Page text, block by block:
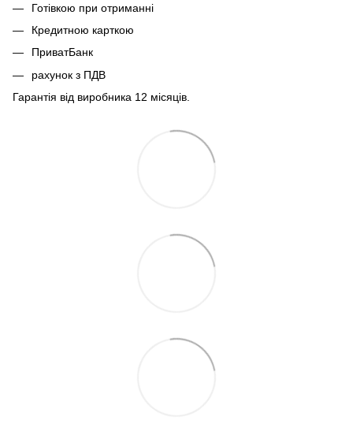
Готівкою при отриманні
Кредитною карткою
ПриватБанк
рахунок з ПДВ
Гарантія від виробника 12 місяців.